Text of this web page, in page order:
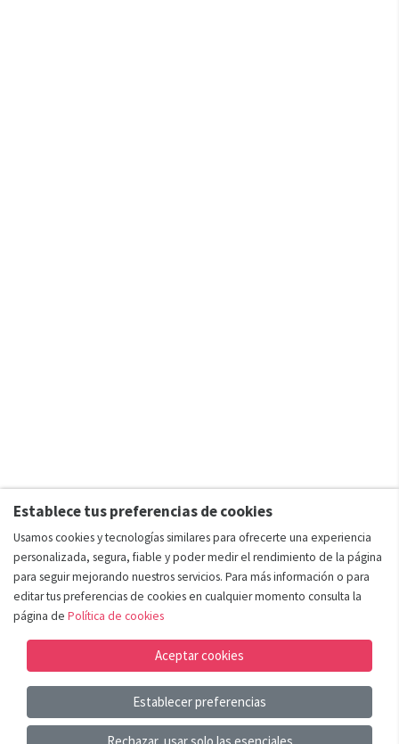
Añadir al carrito
Establece tus preferencias de cookies
Usamos cookies y tecnologías similares para ofrecerte una experiencia
personalizada, segura, fiable y poder medir el rendimiento de la página
para seguir mejorando nuestros servicios. Para más información o para
editar tus preferencias de cookies en cualquier momento consulta la
página de Política de cookies
Aceptar cookies
Establecer preferencias